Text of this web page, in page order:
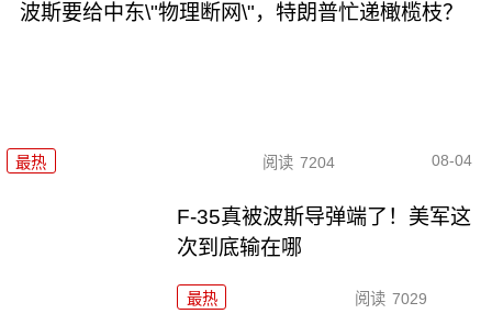
波斯要给中东\"物理断网\"，特朗普忙递橄榄枝？
最热 阅读 7204 08-04
F-35真被波斯导弹端了！美军这
次到底输在哪
最热 阅读 7029